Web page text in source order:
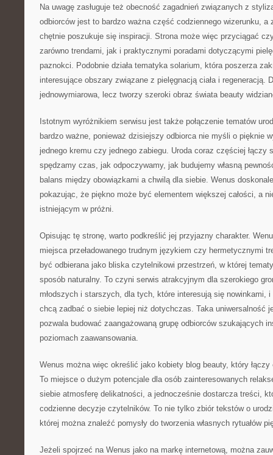
Na uwagę zasługuje też obecność zagadnień związanych z
odbiorców jest to bardzo ważna część codziennego wizerunku, a
chętnie poszukuje się inspiracji. Strona może więc przyciągać
zarówno trendami, jak i praktycznymi poradami dotyczącymi
paznokci. Podobnie działa tematyka solarium, która poszerza
interesujące obszary związane z pielęgnacją ciała i regeneracją.
jednowymiarowa, lecz tworzy szeroki obraz świata beauty
Istotnym wyróżnikiem serwisu jest także połączenie tematów
bardzo ważne, ponieważ dzisiejszy odbiorca nie myśli o pięknie
jednego kremu czy jednego zabiegu. Uroda coraz częściej
spędzamy czas, jak odpoczywamy, jak budujemy własną
balans między obowiązkami a chwilą dla siebie. Wenus
pokazując, że piękno może być elementem większej całości, a
istniejącym w próżni.
Opisując tę stronę, warto podkreślić jej przyjazny charakter.
miejsca przeładowanego trudnym językiem czy hermetycznymi
być odbierana jako bliska czytelnikowi przestrzeń, w której
sposób naturalny. To czyni serwis atrakcyjnym dla szerokiego
młodszych i starszych, dla tych, które interesują się nowinkami,
chcą zadbać o siebie lepiej niż dotychczas. Taka uniwersalność
pozwala budować zaangażowaną grupę odbiorców szukających
poziomach zaawansowania.
Wenus można więc określić jako kobiety blog beauty, który
To miejsce o dużym potencjale dla osób zainteresowanych
siebie atmosferę delikatności, a jednocześnie dostarcza treści,
codzienne decyzje czytelników. To nie tylko zbiór tekstów o
której można znaleźć pomysły do tworzenia własnych rytuałów
Jeżeli spojrzeć na Wenus jako na markę internetową, można